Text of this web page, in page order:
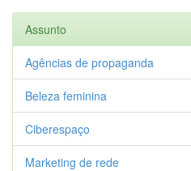
Assunto
Agências de propaganda
Beleza feminina
Ciberespaço
Marketing de rede